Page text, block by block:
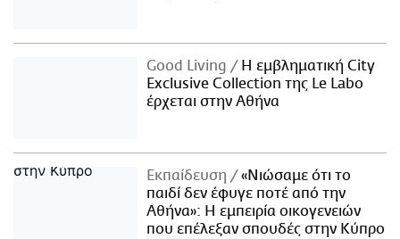
Good Living
Η εμβληματική City
Exclusive Collection της Le Labo
έρχεται στην Αθήνα
Εκπαίδευση
«Νιώσαμε ότι το
παιδί δεν έφυγε ποτέ από την
Αθήνα»: Η εμπειρία οικογενειών
που επέλεξαν σπουδές στην Κύπρο